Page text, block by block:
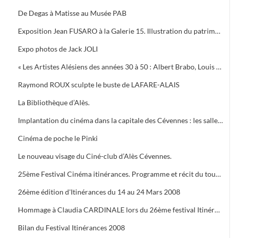
De Degas à Matisse au Musée PAB
Exposition Jean FUSARO à la Galerie 15. Illustration du patrimoine alésien
Expo photos de Jack JOLI
« Les Artistes Alésiens des années 30 à 50 : Albert Brabo, Louis Cabanes, Louis Arcaix et René Aberlenc » par Annie Corbier
Raymond ROUX sculpte le buste de LAFARE-ALAIS
La Bibliothèque d’Alès.
Implantation du cinéma dans la capitale des Cévennes : les salles du début du siècle à nos jours.
Cinéma de poche le Pinki
Le nouveau visage du Ciné-club d’Alès Cévennes.
25ème Festival Cinéma itinérances. Programme et récit du tournage dans les cévennes d' "Un homme de trop"
26ème édition d'Itinérances du 14 au 24 Mars 2008
Hommage à Claudia CARDINALE lors du 26ème festival Itinérances. En photo avec Max ROUSTAN, Maire
Bilan du Festival Itinérances 2008